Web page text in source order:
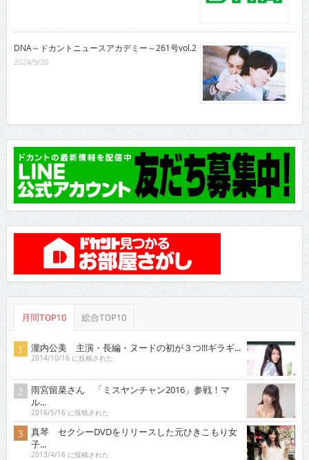
DNA～ドカントニュースアカデミー～261号vol.2
2024/5/20
月間TOP10 総合TOP10
瀧内公美 主演・長編・ヌードの初が３つ!!!ギラギ...
2014/10/16 に投稿された
雨宮留菜さん 「ミスヤンチャン2016」参戦！マ
ル...
2016/5/16 に投稿された
真琴 セクシーDVDをリリースした元ひきこもり女
子...
2013/4/16 に投稿された